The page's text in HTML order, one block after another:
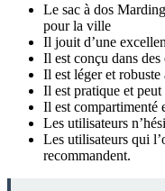
Le sac à dos
pour la ville
Il jouit d’une
Il est conçu dans
Il est léger et robuste
Il est pratique et
Il est compartimenté
Les utilisateurs
Les utilisateurs qui
recommandent.